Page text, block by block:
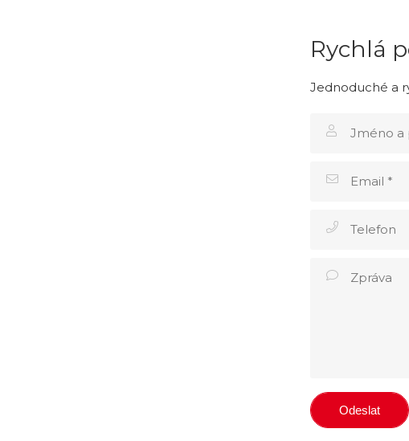
Rychlá
Jednoduché a